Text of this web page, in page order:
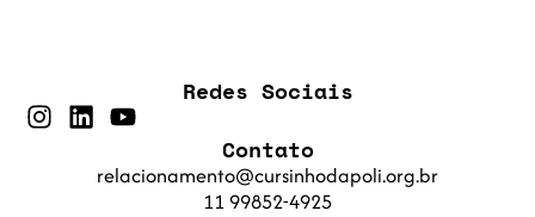
Contato
relacionamento@cursinhodapoli.org.br
11 99852-4925
Redes Sociais